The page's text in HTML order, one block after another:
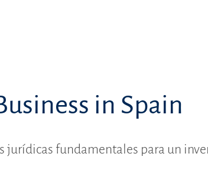
in Spain
jurídicas fundamentales para un